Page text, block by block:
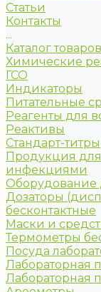
Статьи
Контакты
...
Каталог товаров
Химические
ГСО
Индикаторы
Питательные
Реагенты для
Реактивы
Стандарт-титры
Продукция
инфекциями
Оборудование
Дозаторы
бесконтактные
Маски и
Термометры
Посуда
Лабораторная
Лабораторная